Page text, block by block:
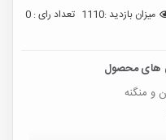
تعداد رای : 0 میزان بازدید :1110
و منگنه